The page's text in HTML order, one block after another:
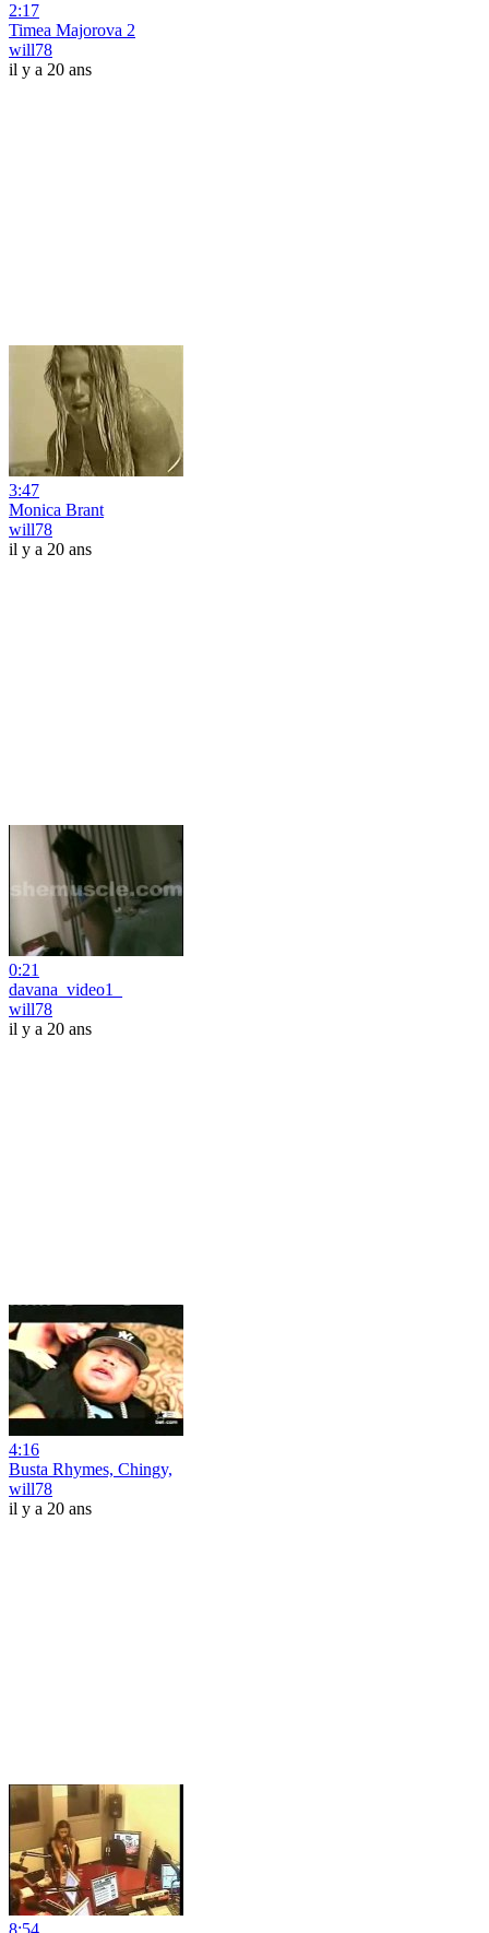
2:17
Timea Majorova 2
will78
il y a 20 ans
3:47
Monica Brant
will78
il y a 20 ans
0:21
davana_video1_
will78
il y a 20 ans
4:16
Busta Rhymes, Chingy,
will78
il y a 20 ans